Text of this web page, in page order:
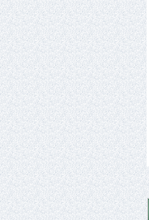
ir Girėno lyga:
KARYS ir
ROKIŠKIS. (0)